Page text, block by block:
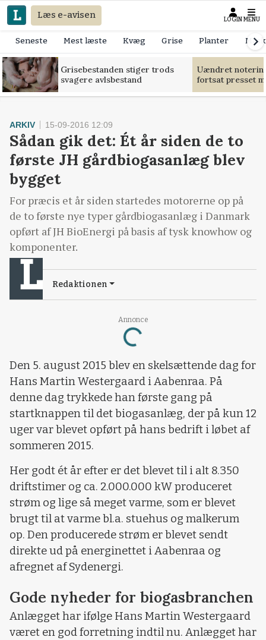
Læs e-avisen LOGIN MENU
Seneste Mest læste Kvæg Grise Planter
Grisebestanden stiger trods
svagere avlsbestand
Uændret
fortsat presset
Annonce
Loading...
ARKIV 15-09-2016 12:09
Sådan gik det: Ét år siden de to
første JH gårdbiogasanlæg blev
bygget
For præcis et år siden startedes motorerne op på
de to første nye typer gårdbiogasanlæg i Danmark
opført af JH BioEnergi på basis af tysk knowhow og
komponenter.
Redaktionen
Den 5. august 2015 blev en skelsættende dag for
Hans Martin Westergaard i Aabenraa. På
denne dag trykkede han første gang på
startknappen til det biogasanlæg, der på kun 12
uger var blevet opført på hans bedrift i løbet af
sommeren 2015.
Her godt ét år efter er det blevet til i alt 8.350
driftstimer og ca. 2.000.000 kW produceret
strøm og lige så meget varme, som er blevet
brugt til at varme bl.a. stuehus og malkerum
op. Den producerede strøm er blevet sendt
direkte ud på energinettet i Aabenraa og
afregnet af Sydenergi.
Gode nyheder for biogasbranchen
Anlægget har ifølge Hans Martin Westergaard
været en god forretning indtil nu. Anlægget har